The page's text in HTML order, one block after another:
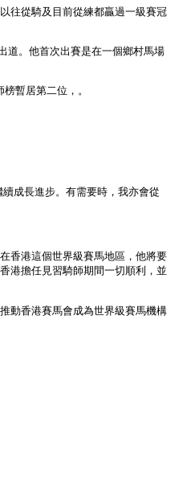
往從騎及目前從練都贏過一級賽冠
道。他首次出賽是在一個鄉村馬場
暫居第二位，。
成長進步。有需要時，我亦會從
香港這個世界級賽馬地區，他將要
港擔任見習騎師期間一切順利，並
動香港賽馬會成為世界級賽馬機構